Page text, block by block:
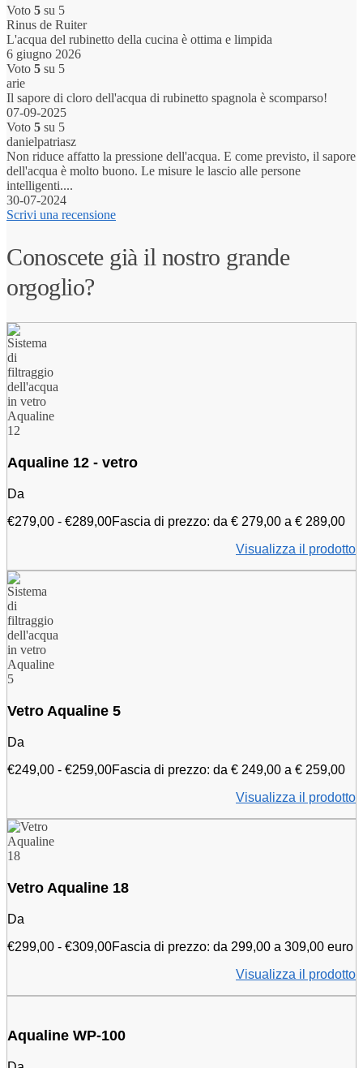
Voto 5 su 5
Rinus de Ruiter
L'acqua del rubinetto della cucina è ottima e limpida
6 giugno 2026
Voto 5 su 5
arie
Il sapore di cloro dell'acqua di rubinetto spagnola è scomparso!
07-09-2025
Voto 5 su 5
danielpatriasz
Non riduce affatto la pressione dell'acqua. E come previsto, il sapore
dell'acqua è molto buono. Le misure le lascio alle persone
intelligenti....
30-07-2024
Scrivi una recensione
Conoscete già il nostro grande
orgoglio?
Aqualine 12 - vetro
Da
€279,00 - €289,00Fascia di prezzo: da € 279,00 a € 289,00
Visualizza il prodotto
Vetro Aqualine 5
Da
€249,00 - €259,00Fascia di prezzo: da € 249,00 a € 259,00
Visualizza il prodotto
Vetro Aqualine 18
Da
€299,00 - €309,00Fascia di prezzo: da 299,00 a 309,00 euro
Visualizza il prodotto
Aqualine WP-100